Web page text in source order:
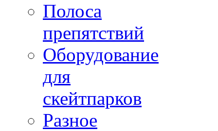
Полоса
препятствий
Оборудование
для
скейтпарков
Разное